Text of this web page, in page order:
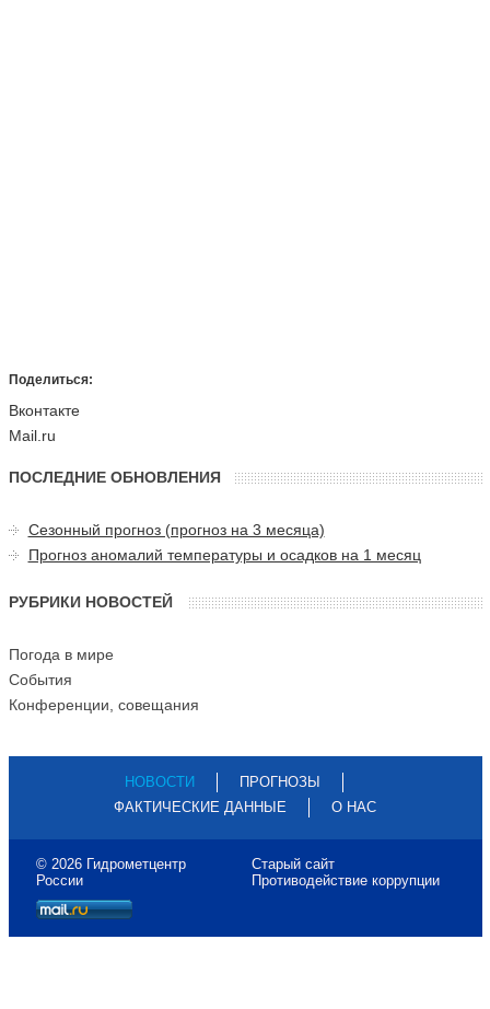
Поделиться:
Вконтакте
Mail.ru
ПОСЛЕДНИЕ ОБНОВЛЕНИЯ
Сезонный прогноз (прогноз на 3 месяца)
Прогноз аномалий температуры и осадков на 1 месяц
РУБРИКИ НОВОСТЕЙ
Погода в мире
События
Конференции, совещания
НОВОСТИ
ПРОГНОЗЫ
ФАКТИЧЕСКИЕ ДАННЫЕ
О НАС
© 2026 Гидрометцентр
России
Старый сайт
Противодействие коррупции